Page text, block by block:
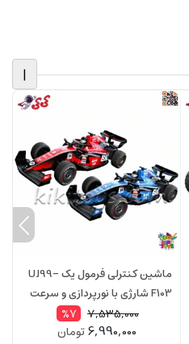
|
ماشین کنترلی فرمول یک UJ99-
F103 شارژی با نورپردازی و سرعت
7,535,000
%7
6,990,000تومان